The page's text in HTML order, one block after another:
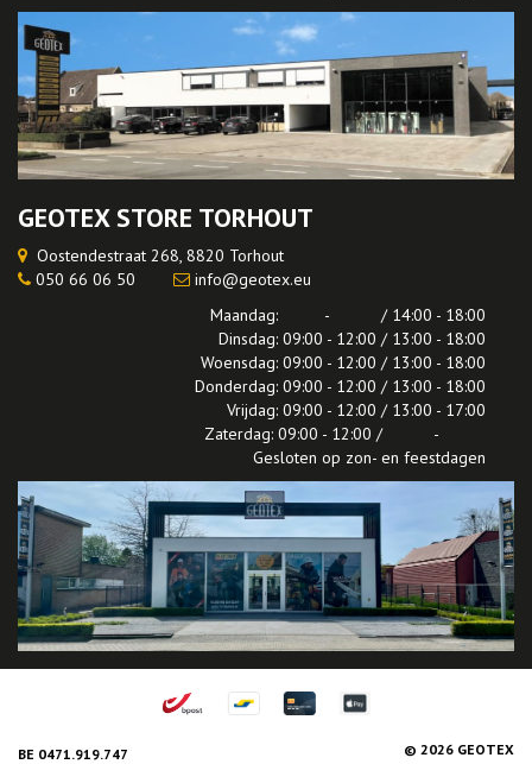
GEOTEX STORE TORHOUT
Oostendestraat 268, 8820 Torhout
050 66 06 50
info@geotex.eu
Maandag: - / 14:00 - 18:00
Dinsdag: 09:00 - 12:00 / 13:00 - 18:00
Woensdag: 09:00 - 12:00 / 13:00 - 18:00
Donderdag: 09:00 - 12:00 / 13:00 - 18:00
Vrijdag: 09:00 - 12:00 / 13:00 - 17:00
Zaterdag: 09:00 - 12:00 / -
Gesloten op zon- en feestdagen
BE 0471.919.747 © 2026 GEOTEX